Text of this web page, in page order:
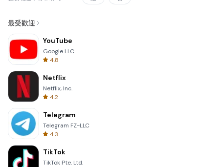
最受歡迎
YouTube
Google LLC
4.8
Netflix
Netflix, Inc.
4.2
Telegram
Telegram FZ-LLC
4.3
TikTok
TikTok Pte. Ltd.